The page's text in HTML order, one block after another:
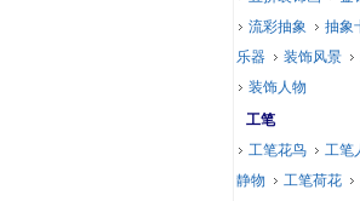
流彩抽象
抽象
乐器
装饰风景
装饰人物
工笔
工笔花鸟
工笔
静物
工笔荷花